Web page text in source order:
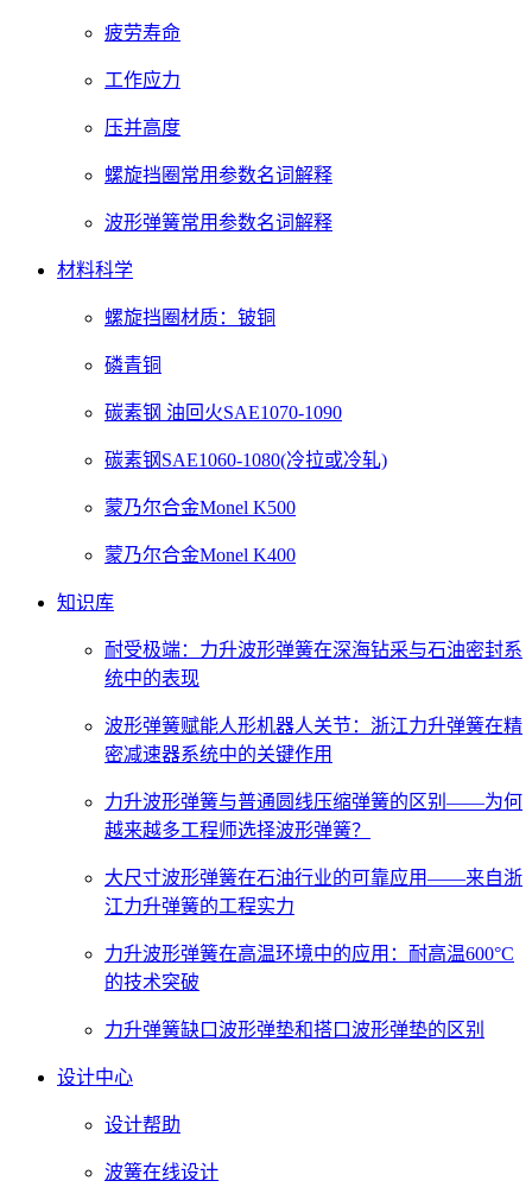
疲劳寿命
工作应力
压并高度
螺旋挡圈常用参数名词解释
波形弹簧常用参数名词解释
材料科学
螺旋挡圈材质：铍铜
磷青铜
碳素钢 油回火SAE1070-1090
碳素钢SAE1060-1080(冷拉或冷轧)
蒙乃尔合金Monel K500
蒙乃尔合金Monel K400
知识库
耐受极端：力升波形弹簧在深海钻采与石油密封系
统中的表现
波形弹簧赋能人形机器人关节：浙江力升弹簧在精
密减速器系统中的关键作用
力升波形弹簧与普通圆线压缩弹簧的区别——为何
越来越多工程师选择波形弹簧？
大尺寸波形弹簧在石油行业的可靠应用——来自浙
江力升弹簧的工程实力
力升波形弹簧在高温环境中的应用：耐高温600°C
的技术突破
力升弹簧缺口波形弹垫和搭口波形弹垫的区别
设计中心
设计帮助
波簧在线设计